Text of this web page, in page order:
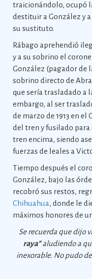
traicionándolo, ocupó
destituir a González y
su sustituto.
Rábago aprehendió
y a su sobrino el
González (pagador de
sobrino directo de
que sería trasladado a
embargo, al ser
de marzo de 1913 en
del tren y fusilado para
tren encima, siendo
fuerzas de leales a
Tiempo después el
González, bajo las
recobró sus restos,
Chihuahua, donde le
máximos honores de
Se recuerda que dijo
raya"aludiendo a
inexorable. No pudo